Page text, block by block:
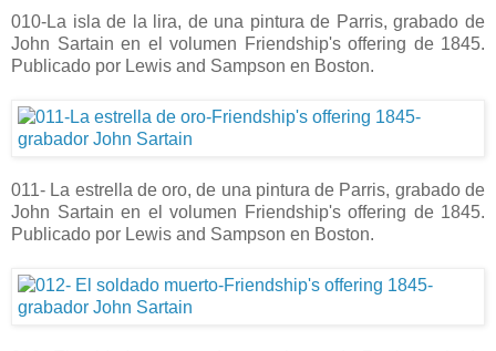
010-La isla de la lira, de una pintura de Parris, grabado de
John Sartain en el volumen Friendship's offering de 1845.
Publicado por Lewis and Sampson en Boston.
011- La estrella de oro, de una pintura de Parris, grabado de
John Sartain en el volumen Friendship's offering de 1845.
Publicado por Lewis and Sampson en Boston.